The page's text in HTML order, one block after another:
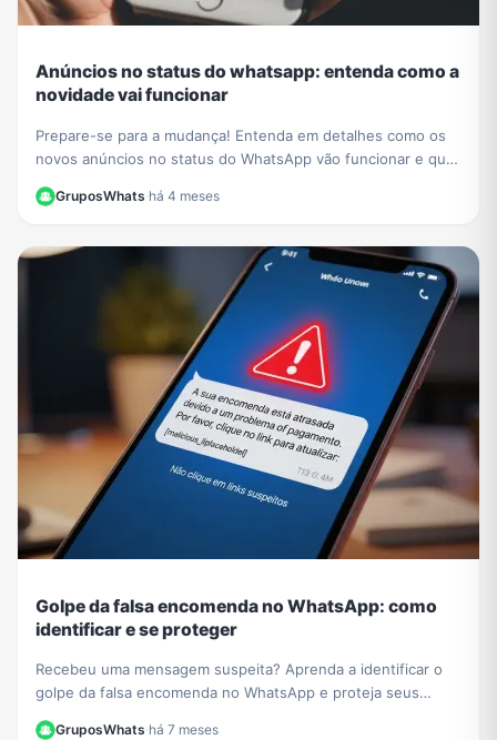
Anúncios no status do whatsapp: entenda como a
novidade vai funcionar
Prepare-se para a mudança! Entenda em detalhes como os
novos anúncios no status do WhatsApp vão funcionar e qual
GruposWhats·há 4 meses
Golpe da falsa encomenda no WhatsApp: como
identificar e se proteger
Recebeu uma mensagem suspeita? Aprenda a identificar o
golpe da falsa encomenda no WhatsApp e proteja seus
dados de links maliciosos e cobranças falsas.
GruposWhats·há 7 meses